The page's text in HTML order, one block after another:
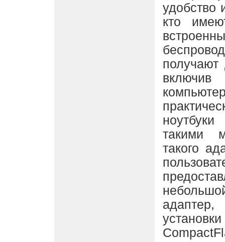
удобство
кто
получают
такими
такого